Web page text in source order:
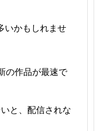
いかもしれませ
の作品が最速で
と、配信されな